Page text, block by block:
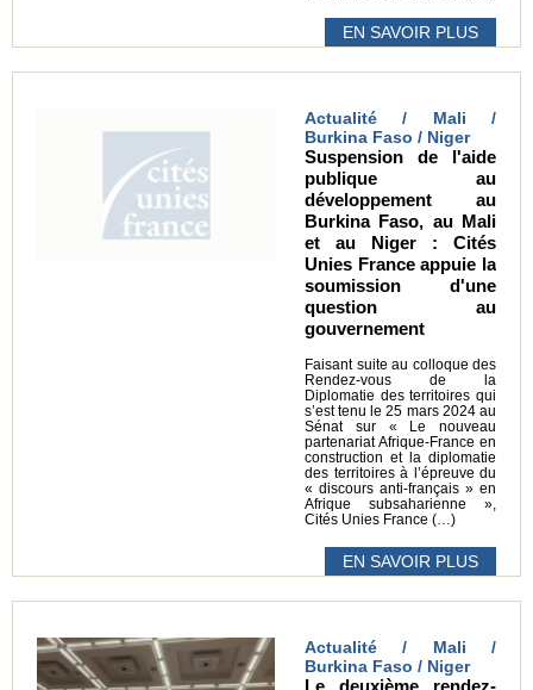
EN SAVOIR PLUS
Actualité / Mali /
Burkina Faso / Niger
Suspension de l'aide
publique au
développement au
Burkina Faso, au Mali
et au Niger : Cités
Unies France appuie la
soumission d'une
question au
gouvernement
Faisant suite au colloque des
Rendez-vous de la
Diplomatie des territoires qui
s’est tenu le 25 mars 2024 au
Sénat sur « Le nouveau
partenariat Afrique-France en
construction et la diplomatie
des territoires à l’épreuve du
« discours anti-français » en
Afrique subsaharienne »,
Cités Unies France (…)
EN SAVOIR PLUS
Actualité / Mali /
Burkina Faso / Niger
Le deuxième rendez-